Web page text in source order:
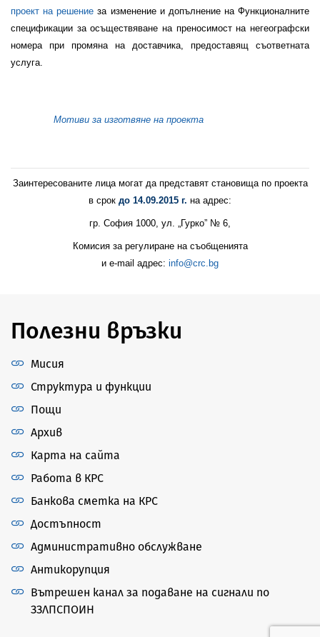
проект на решение за изменение и допълнение на Функционалните
спецификации за осъществяване на преносимост на негеографски
номера при промяна на доставчика, предоставящ съответната
услуга.
Мотиви за изготвяне на проекта
Заинтересованите лица могат да представят становища по проекта
в срок до 14.09.2015 г. на адрес:
гр. София 1000, ул. „Гурко” № 6,
Комисия за регулиране на съобщенията
и e-mail адрес: info@crc.bg
Полезни връзки
Мисия
Структура и функции
Пощи
Архив
Карта на сайта
Работа в КРС
Банкова сметка на КРС
Достъпност
Административно обслужване
Антикорупция
Вътрешен канал за подаване на сигнали по
ЗЗЛПСПОИН